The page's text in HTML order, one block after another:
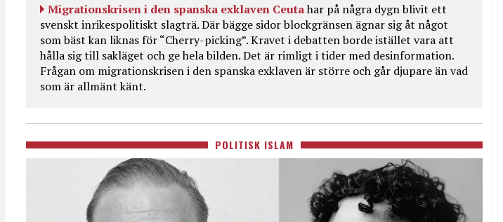
Migrationskrisen i den spanska exklaven Ceutahar på några dygn blivit ett
svenskt inrikespolitiskt slagträ. Där bägge sidor blockgränsen ägnar sig åt något
som bäst kan liknas för “Cherry-picking”. Kravet i debatten borde istället vara att
hålla sig till sakläget och ge hela bilden. Det är rimligt i tider med desinformation.
Frågan om migrationskrisen i den spanska exklaven är större och går djupare än vad
som är allmänt känt.
POLITISK ISLAM